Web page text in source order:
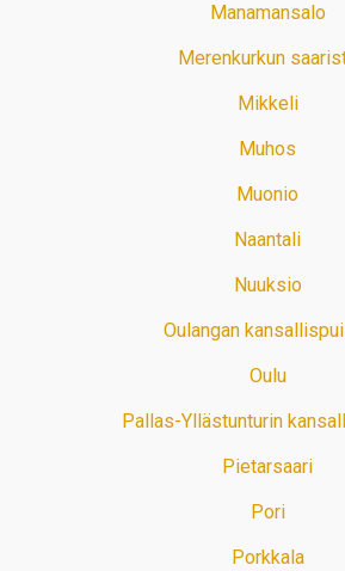
Manamansalo
Merenkurkun
Mikkeli
Muhos
Muonio
Naantali
Nuuksio
Oulangan
Oulu
Pallas-Yllästunturin
Pietarsaari
Pori
Porkkala